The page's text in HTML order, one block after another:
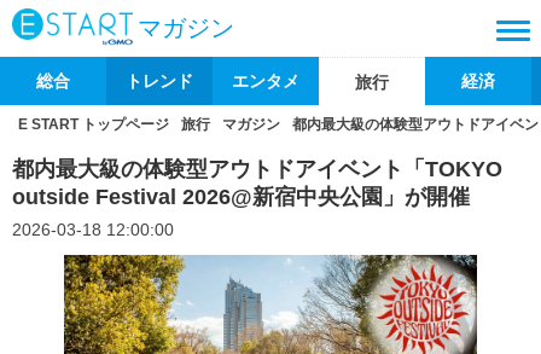
マガジン
総合 トレンド エンタメ 旅行 経済
E START トップページ 旅行 マガジン 都内最大級の体験型アウトドアイベ
都内最大級の体験型アウトドアイベント「TOKYO
outside Festival 2026@新宿中央公園」が開催
2026-03-18 12:00:00